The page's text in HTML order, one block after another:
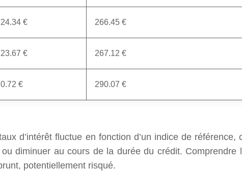
24.34 € 266.45 €
23.67 € 267.12 €
0.72 € 290.07 €
d’intérêt fluctue en fonction d’un indice de
diminuer au cours de la durée du crédit.
potentiellement risqué.